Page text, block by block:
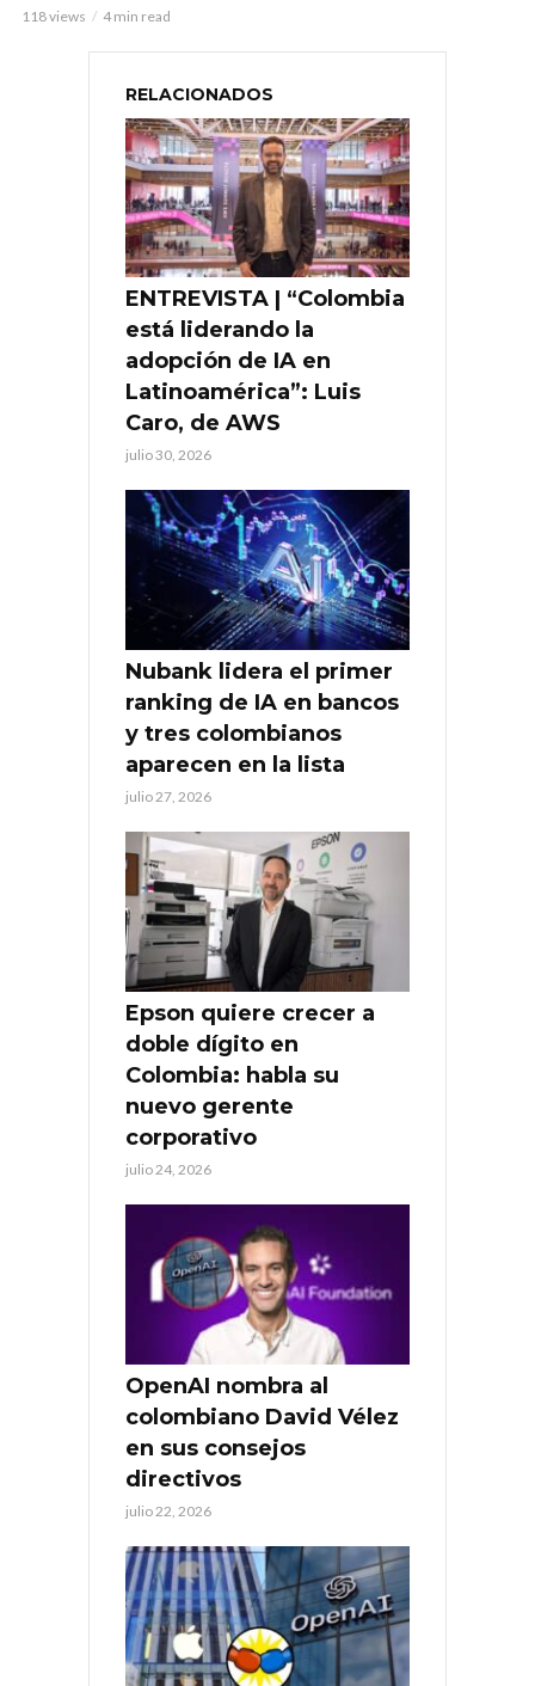
118 views 4 min read
RELACIONADOS
ENTREVISTA | “Colombia
está liderando la
adopción de IA en
Latinoamérica”: Luis
Caro, de AWS
julio 30, 2026
Nubank lidera el primer
ranking de IA en bancos
y tres colombianos
aparecen en la lista
julio 27, 2026
Epson quiere crecer a
doble dígito en
Colombia: habla su
nuevo gerente
corporativo
julio 24, 2026
OpenAI nombra al
colombiano David Vélez
en sus consejos
directivos
julio 22, 2026